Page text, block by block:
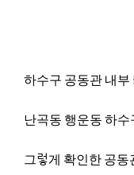
하수구 공동관 내부
난곡동 행운동 하수
그렇게 확인한 공동